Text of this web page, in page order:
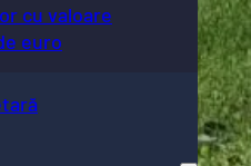
cu valoare
euro